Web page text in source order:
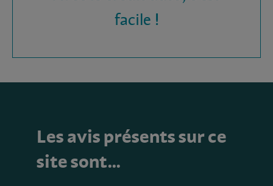
facile !
Les avis présents sur ce
site sont…